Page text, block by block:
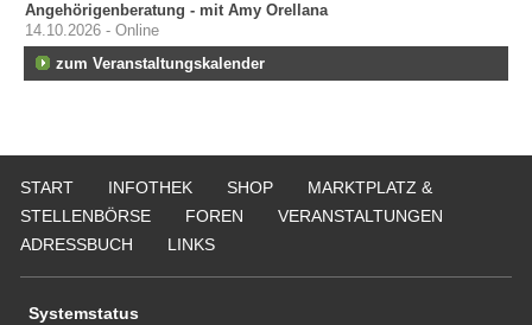
Angehörigenberatung - mit Amy Orellana
14.10.2026 - Online
zum Veranstaltungskalender
START INFOTHEK SHOP
MARKTPLATZ &
STELLENBÖRSE
FOREN
VERANSTALTUNGEN
ADRESSBUCH
LINKS
Systemstatus